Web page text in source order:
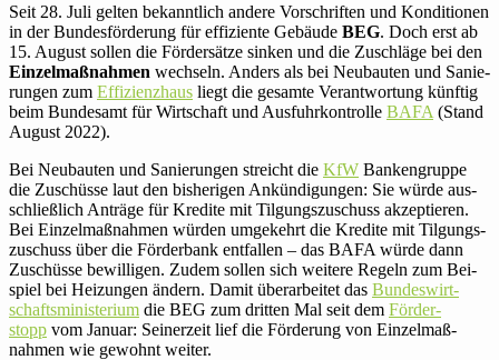
Seit 28. Juli gelten bekannt­lich andere Vor­schriften und Kon­di­tionen
in der Bun­des­för­de­rung für effi­zi­ente Gebäude BEG. Doch erst ab
15. August sollen die För­der­sätze sinken und die Zuschläge bei den
Ein­zel­maß­nahmen wech­seln. Anders als bei Neu­bauten und Sanie­
rungen zum Effizienz­haus liegt die gesamte Ver­ant­wor­tung künftig
beim Bun­desamt für Wirt­schaft und Aus­fuhr­kon­trolle BAFA (Stand
August 2022).
Bei Neu­bauten und Sanie­rungen streicht die KfW Ban­ken­gruppe
die Zuschüsse laut den bis­he­rigen Ankün­di­gungen: Sie würde aus­
schließ­lich Anträge für Kredite mit Tilgungs­zuschuss akzep­tieren.
Bei Ein­zel­maß­nahmen würden umge­kehrt die Kredite mit Tilgungs­
zuschuss über die För­der­bank ent­fallen – das BAFA würde dann
Zuschüsse bewil­ligen. Zudem sollen sich weitere Regeln zum Bei­
spiel bei Hei­zungen ändern. Damit über­ar­beitet das Bun­des­wirt­
schafts­mi­nis­te­rium die BEG zum dritten Mal seit dem För­der­
stopp vom Januar: Sei­ner­zeit lief die För­de­rung von Ein­zel­maß­
nahmen wie gewohnt weiter.